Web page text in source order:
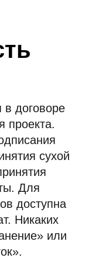
в договоре
проекта.
сухой
Для
доступна
Никаких
или